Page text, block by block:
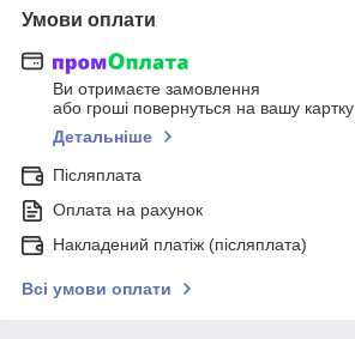
Умови оплати
Ви отримаєте замовлення
або гроші повернуться на вашу картку
Детальніше
Післяплата
Оплата на рахунок
Накладений платіж (післяплата)
Всі умови оплати